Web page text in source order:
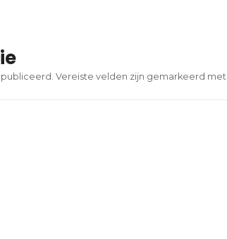
Vereiste velden zijn gemarkeerd met